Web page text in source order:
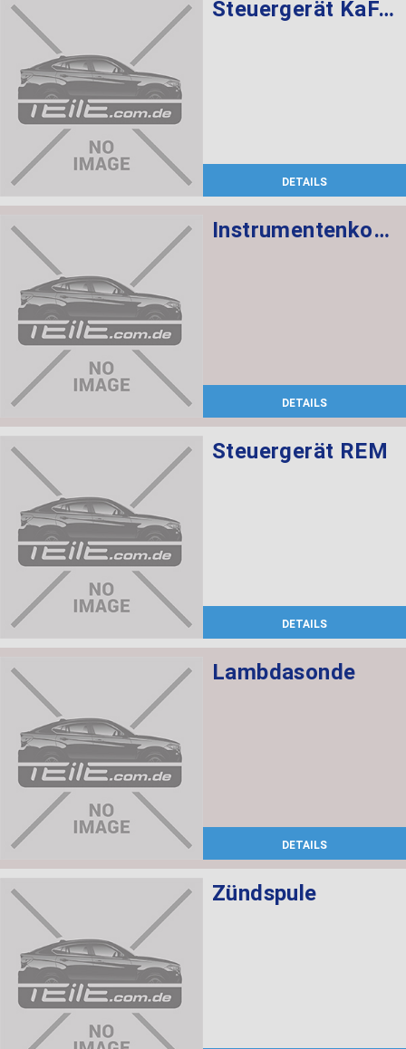
Steuergerät KaFAS
DETAILS
Instrumentenkombination KMH
DETAILS
Steuergerät REM
DETAILS
Lambdasonde
DETAILS
Zündspule